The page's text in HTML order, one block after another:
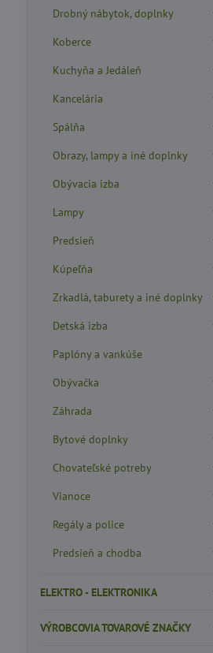
Drobný nábytok, doplnky
Koberce
Kuchyňa a Jedáleň
Kancelária
Spálňa
Obrazy, lampy a iné doplnky
Obývacia izba
Lampy
Predsieň
Kúpeľňa
Zrkadlá, taburety a iné doplnky
Detská izba
Paplóny a vankúše
Obývačka
Záhrada
Bytové doplnky
Chovateľské potreby
Vianoce
Regály a police
Predsieň a chodba
ELEKTRO - ELEKTRONIKA
VÝROBCOVIA TOVAROVÉ ZNAČKY